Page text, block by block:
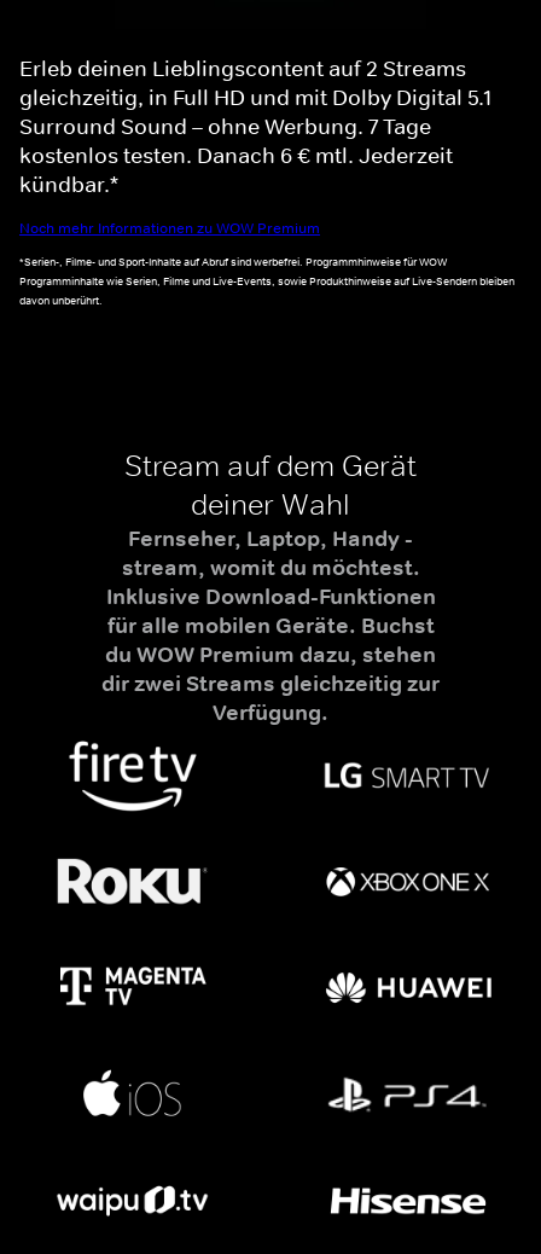
Erleb deinen Lieblingscontent auf 2 Streams
gleichzeitig, in Full HD und mit Dolby Digital 5.1
Surround Sound – ohne Werbung. 7 Tage
kostenlos testen. Danach 6 € mtl. Jederzeit
kündbar.*
Noch mehr Informationen zu WOW Premium
*Serien-, Filme- und Sport-Inhalte auf Abruf sind werbefrei. Programmhinweise für WOW
Programminhalte wie Serien, Filme und Live-Events, sowie Produkthinweise auf Live-Sendern bleiben
davon unberührt.
Stream auf dem Gerät
deiner Wahl
Fernseher, Laptop, Handy -
stream, womit du möchtest.
Inklusive Download-Funktionen
für alle mobilen Geräte. Buchst
du WOW Premium dazu, stehen
dir zwei Streams gleichzeitig zur
Verfügung.